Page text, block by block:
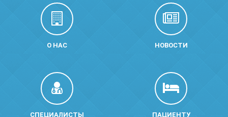
О НАС НОВОСТИ
СПЕЦИАЛИСТЫ ПАЦИЕНТУ